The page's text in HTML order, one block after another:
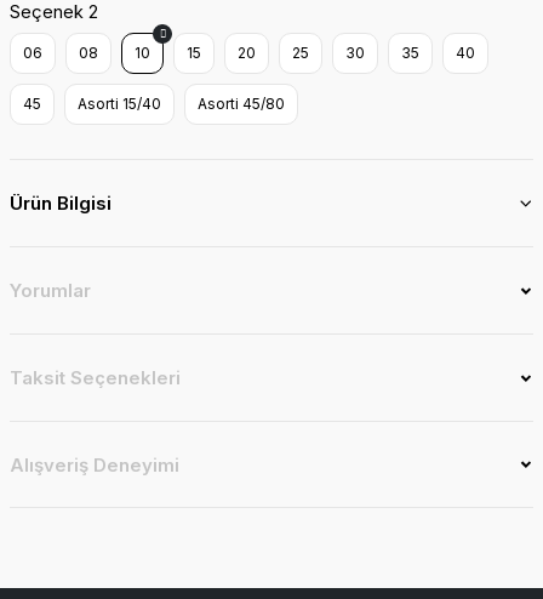
Seçenek 2
06 08 10 15 20 25 30 35 40
45 Asorti 15/40 Asorti 45/80
Ürün Bilgisi
Yorumlar
Taksit Seçenekleri
Alışveriş Deneyimi